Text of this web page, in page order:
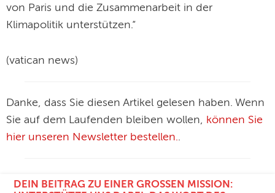
von Paris und die Zusammenarbeit in der
Klimapolitik unterstützen.“
(vatican news)
Danke, dass Sie diesen Artikel gelesen haben. Wenn
Sie auf dem Laufenden bleiben wollen, können Sie
hier unseren Newsletter bestellen..
DEIN BEITRAG ZU EINER GROSSEN MISSION: U